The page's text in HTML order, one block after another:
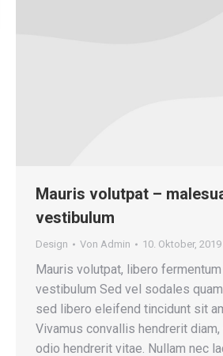
Mauris volutpat –
vestibulum
Design Von Admin 10. Oktober, 2019
Mauris volutpat, libero
vestibulum Sed vel sodales
sed libero eleifend tincidunt sit
Vivamus convallis hendrerit
odio hendrerit vitae. Nullam nec